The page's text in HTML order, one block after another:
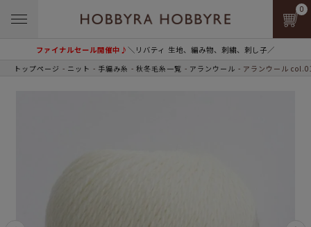
ファイナルセール開催中♪＼リバティ 生地、編み物、刺繍、刺し子／
0
トップページ ニット 手編み糸 秋冬毛糸一覧 アランウール アランウール